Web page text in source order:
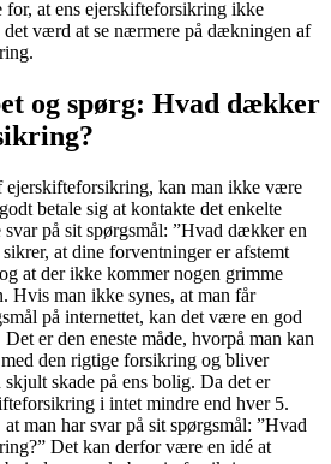
for, at ens ejerskifteforsikring ikke
værd at se nærmere på dækningen af
og spørg: Hvad dækker
ejerskifteforsikring, kan man ikke være
betale sig at kontakte det enkelte
på sit spørgsmål: ”Hvad dækker en
at dine forventninger er afstemt
at der ikke kommer nogen grimme
Hvis man ikke synes, at man får
på internettet, kan det være en god
er den eneste måde, hvorpå man kan
den rigtige forsikring og bliver
skade på ens bolig. Da det er
i intet mindre end hver 5.
man har svar på sit spørgsmål: ”Hvad
Det kan derfor være en idé at